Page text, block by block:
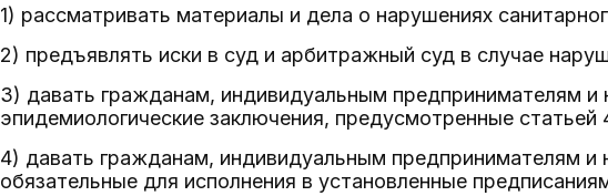
1) рассматривать материалы и дела о нарушениях
2) предъявлять иски в суд и арбитражный суд в случае
3) давать гражданам, индивидуальным предпринимателям
эпидемиологические заключения, предусмотренные
4) давать гражданам, индивидуальным предпринимателям и
обязательные для исполнения в установленные